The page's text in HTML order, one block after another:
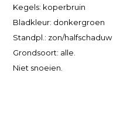
Kegels: koperbruin
Bladkleur: donkergroen
Standpl.: zon/halfschaduw
Grondsoort: alle.
Niet snoeien.